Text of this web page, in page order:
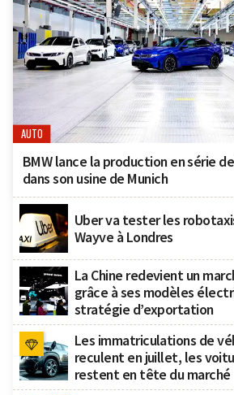
AUTO
BMW lance la production en série
dans son usine de Munich
Uber va tester les
Wayve à Londres
La Chine redevient un
grâce à ses modèles
stratégie d’exportation
Les immatriculations de
reculent en juillet, les
restent en tête du marché